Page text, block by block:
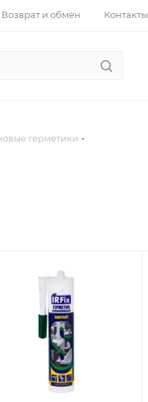
Возврат и обмен Контакты
герметики